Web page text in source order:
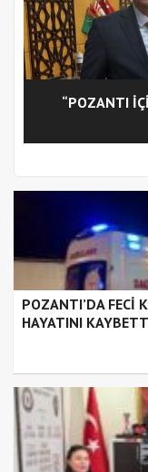
“POZANTI
POZANTI’DA FECİ
HAYATINI